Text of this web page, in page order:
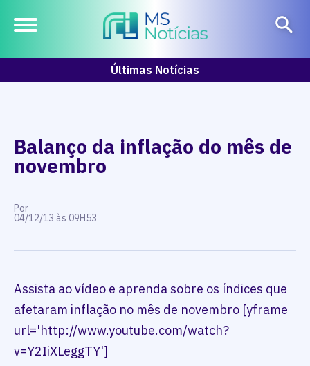
Últimas Notícias
Balanço da inflação do mês de
novembro
Por
04/12/13 às 09H53
Assista ao vídeo e aprenda sobre os índices que
afetaram inflação no mês de novembro [yframe
url='http://www.youtube.com/watch?
v=Y2IiXLeggTY']